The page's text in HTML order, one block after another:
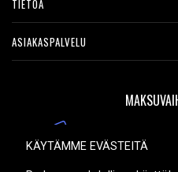
TIETOA
ASIAKASPALVELU
KÄYTÄMME EVÄSTEITÄ